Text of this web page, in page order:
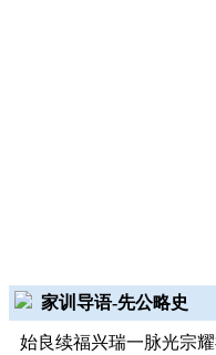
家训导语-先公略史
始良续福兴瑞一脉光宗耀